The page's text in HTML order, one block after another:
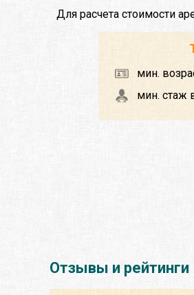
Для расчета стоимости
мин.
мин. стаж
Отзывы и рейтинги